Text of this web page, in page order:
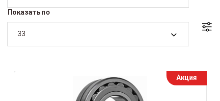
Показать по
33
Акция